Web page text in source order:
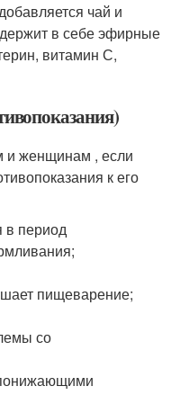
чай и
в себе эфирные
витамин С,
и женщинам , если
к его
в период
пищеварение;
со